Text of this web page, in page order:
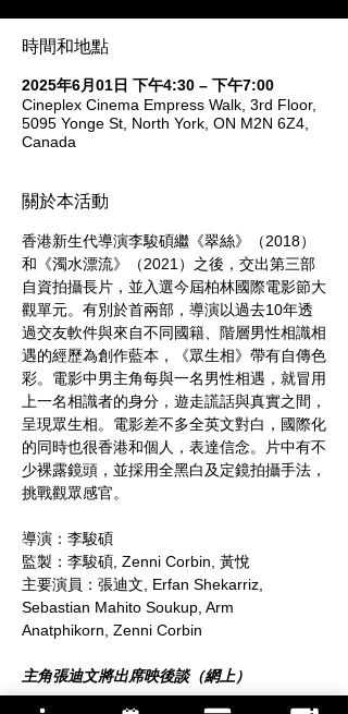
時間和地點
2025年6月01日 下午4:30 – 下午7:00
Cineplex Cinema Empress Walk, 3rd Floor,
5095 Yonge St, North York, ON M2N 6Z4,
Canada
關於本活動
香港新生代導演李駿碩繼《翠絲》（2018）
和《濁水漂流》（2021）之後，交出第三部
自資拍攝長片，並入選今屆柏林國際電影節大
觀單元。有別於首兩部，導演以過去10年透
過交友軟件與來自不同國籍、階層男性相識相
遇的經歷為創作藍本，《眾生相》帶有自傳色
彩。電影中男主角每與一名男性相遇，就冒用
上一名相識者的身分，遊走謊話與真實之間，
呈現眾生相。電影差不多全英文對白，國際化
的同時也很香港和個人，表達信念。片中有不
少裸露鏡頭，並採用全黑白及定鏡拍攝手法，
挑戰觀眾感官。
導演：李駿碩
監製：李駿碩, Zenni Corbin, 黃悅
主要演員：張迪文, Erfan Shekarriz,
Sebastian Mahito Soukup, Arm
Anatphikorn, Zenni Corbin
主角張迪文將出席映後談（網上）